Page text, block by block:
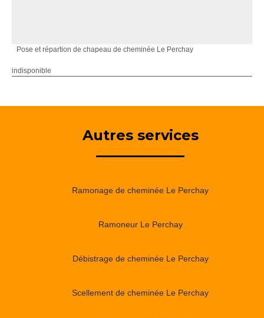
Pose et répartion de chapeau de cheminée Le Perchay
indisponible
Autres services
Ramonage de cheminée Le Perchay
Ramoneur Le Perchay
Débistrage de cheminée Le Perchay
Scellement de cheminée Le Perchay